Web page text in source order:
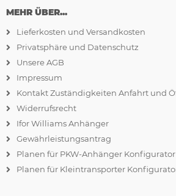
MEHR ÜBER...
Lieferkosten und Versandkosten
Privatsphäre und Datenschutz
Unsere AGB
Impressum
Kontakt Zuständigkeiten Anfahrt und
Widerrufsrecht
Ifor Williams Anhänger
Gewährleistungsantrag
Planen für PKW-Anhänger Konfigurator
Planen für Kleintransporter